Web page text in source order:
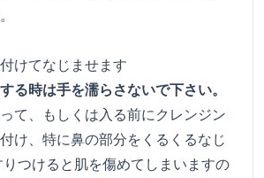
けてなじませます
る時は手を濡らさないで下さい。
て、もしくは入る前にクレンジン
け、特に鼻の部分をくるくるなじ
りつけると肌を傷めてしまいますの